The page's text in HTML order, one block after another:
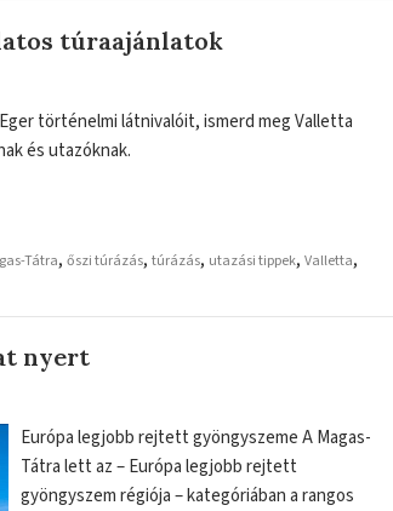
túraajánlatok
történelmi látnivalóit, ismerd meg Valletta
és utazóknak.
Tátra, őszi túrázás, túrázás, utazási tippek, Valletta,
nyert
Európa legjobb rejtett gyöngyszeme A Magas-
Tátra lett az – Európa legjobb rejtett
gyöngyszem régiója – kategóriában a rangos